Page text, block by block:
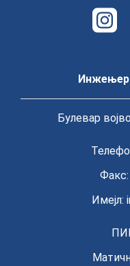
Булевар
Имејл: